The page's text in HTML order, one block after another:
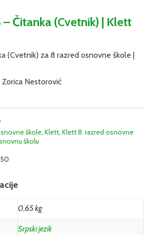
– Čitanka (Cvetnik) | Klett
(Cvetnik) za 8 razred osnovne škole |
Nestorović
škole, Klett, Klett 8. razred osnovne
školu
0,65 kg
Srpski jezik